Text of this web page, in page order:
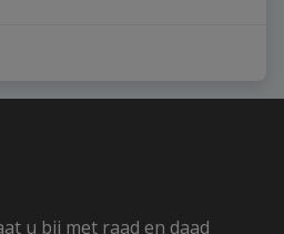
u bij met raad en daad